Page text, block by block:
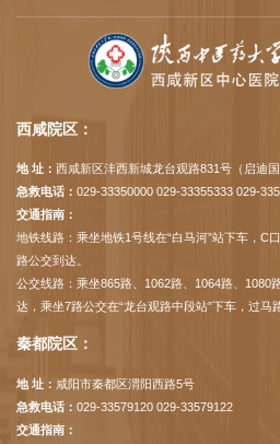
西咸院区：
地 址： 西咸新区沣西新城龙台观路831号（启迪
急救电话： 029-33350000 029-33355333 029-
交通指南：
地铁线路：乘坐地铁1号线在“白马河”站下车，C
路公交到达。
公交线路：乘坐865路、1062路、1064路、1080
达，乘坐7路公交在“龙台观路中段站”下车，过马
秦都院区：
地 址： 咸阳市秦都区渭阳西路5号
急救电话： 029-33579120 029-33579122
交通指南：